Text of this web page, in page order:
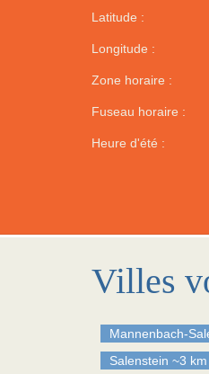
Latitude :
Longitude :
Zone horaire :
Fuseau horaire :
Heure d'été :
Villes
Mannenbach-
Salenstein ~3 km